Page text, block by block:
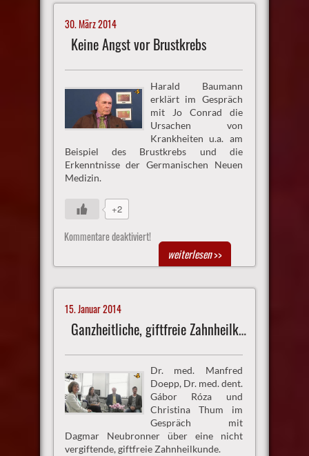
30. März 2014
Keine Angst vor Brustkrebs
Harald Baumann
erklärt im Gespräch
mit Jo Conrad die
Ursachen von
Krankheiten u.a. am
Beispiel des Brustkrebs und die
Erkenntnisse der Germanischen Neuen
Medizin.
+2
Kommentare deaktiviert!
weiterlesen>>
15. Januar 2014
Ganzheitliche, giftfreie Zahnheilkunde
Dr. med. Manfred
Doepp, Dr. med. dent.
Gábor Róza und
Christina Thum im
Gespräch mit
Dagmar Neubronner über eine nicht
vergiftende, giftfreie Zahnheilkunde.